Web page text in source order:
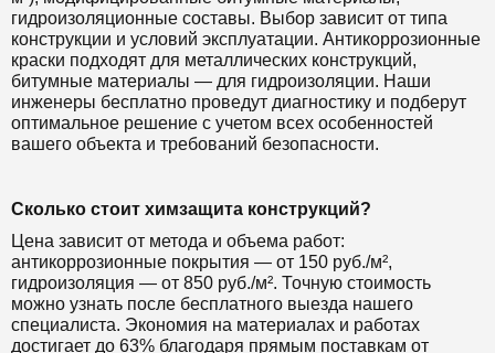
гидроизоляционные составы. Выбор зависит от типа
конструкции и условий эксплуатации. Антикоррозионные
краски подходят для металлических конструкций,
битумные материалы — для гидроизоляции. Наши
инженеры бесплатно проведут диагностику и подберут
оптимальное решение с учетом всех особенностей
вашего объекта и требований безопасности.
Сколько стоит химзащита конструкций?
Цена зависит от метода и объема работ:
антикоррозионные покрытия — от 150 руб./м²,
гидроизоляция — от 850 руб./м². Точную стоимость
можно узнать после бесплатного выезда нашего
специалиста. Экономия на материалах и работах
достигает до 63% благодаря прямым поставкам от